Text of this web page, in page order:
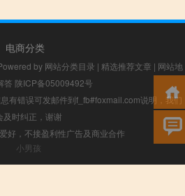
电商分类
by 网站分类目录 | 精选推荐文章 | 网站地
答 陕ICP备05009492号
有错误可发邮件到f_fb#foxmail.com说明，我们
及时纠正，谢谢
好，不接盈利性广告及商业合作
小男孩